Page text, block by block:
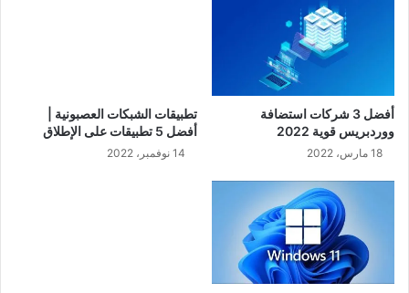
أفضل 3 شركات استضافة
ووردبريس قوية 2022
18 مارس، 2022
تطبيقات الشبكات العصبونية |
أفضل 5 تطبيقات على الإطلاق
14 نوفمبر، 2022